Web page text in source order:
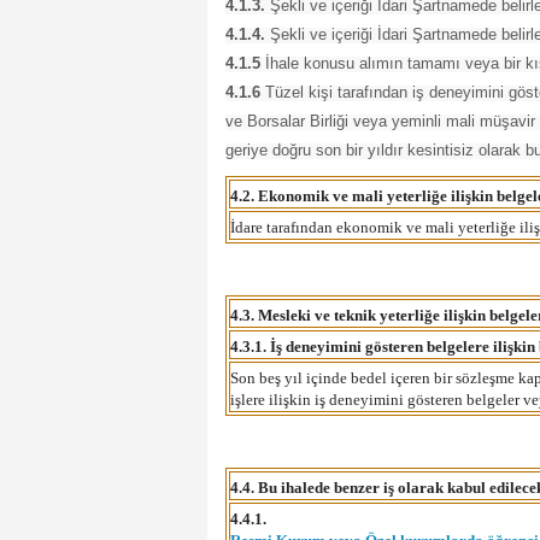
4.1.3. Şekli ve içeriği İdari Şartnamede
4.1.4. Şekli ve içeriği İdari Şartnamede
4.1.5 İhale konusu alımın tamamı veya bir
4.1.6 Tüzel kişi tarafından iş deneyimini
ve Borsalar Birliği veya yeminli mali
geriye doğru son bir yıldır kesintisiz olarak
4.2. Ekonomik ve mali yeterliğe ilişkin
İdare tarafından ekonomik ve mali yeterliğe
4.3. Mesleki ve teknik yeterliğe ilişkin
4.3.1. İş deneyimini gösteren belgelere
Son beş yıl içinde bedel içeren bir sözleşme
işlere ilişkin iş deneyimini gösteren belgeler
4.4. Bu ihalede benzer iş olarak kabul
4.4.1.